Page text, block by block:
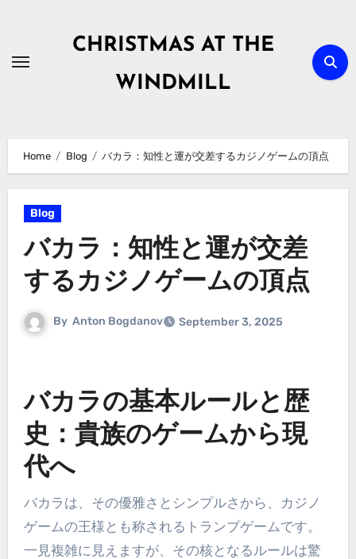
content
CHRISTMAS AT THE
WINDMILL
Home Blog バカラ：知性と運が交差するカジノゲームの頂点
Blog
バカラ：知性と運が交差
するカジノゲームの頂点
By Anton Bogdanov September 3, 2025
バカラの基本ルールと歴
史：貴族のゲームから現
代へ
バカラは、その優雅さとシンプルさから、カジノ
ゲームの王様とも称されるトランプゲームです。
一見複雑に見えますが、その核となるルールは驚